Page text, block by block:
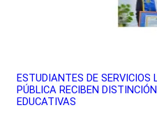
ESTUDIANTES DE SERVICIOS
PÚBLICA RECIBEN
EDUCATIVAS